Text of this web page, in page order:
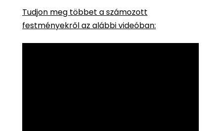
Tudjon meg többet a számozott
festményekről az alábbi videóban: